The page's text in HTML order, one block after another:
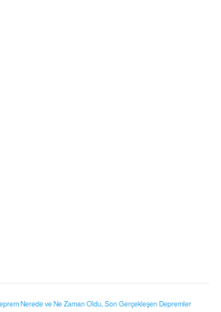
Nerede ve Ne Zaman Oldu, Son Gerçekleşen Depremler